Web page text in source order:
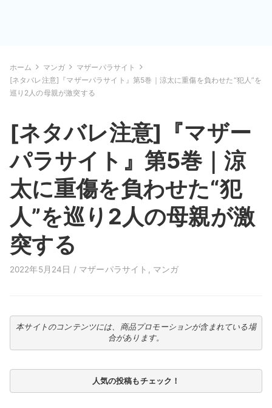
ホーム マンガ
マザーパラサイト
[ネタバレ注意]『マザーパラサイト』第5巻｜涼太に重傷を負わせた“犯人”を
巡り2人の母親が激突する
[ネタバレ注意]『マザー
パラサイト』第5巻｜涼
太に重傷を負わせた“犯
人”を巡り2人の母親が激
突する
2022年5月24日 / マザーパラサイト マンガ
本サイトのコンテンツには、商品プロモーションが含まれている場
合があります。
人気の投稿もチェック！